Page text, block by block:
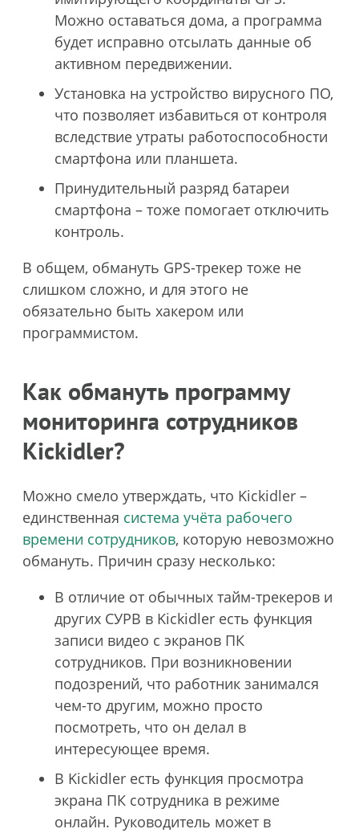
Можно оставаться дома, а программа
будет исправно отсылать данные об
активном передвижении.
Установка на устройство вирусного ПО,
что позволяет избавиться от контроля
вследствие утраты работоспособности
смартфона или планшета.
Принудительный разряд батареи
смартфона – тоже помогает отключить
контроль.
В общем, обмануть GPS-трекер тоже не
слишком сложно, и для этого не
обязательно быть хакером или
программистом.
Как обмануть программу
мониторинга сотрудников
Kickidler?
Можно смело утверждать, что Kickidler –
единственная система учёта рабочего
времени сотрудников, которую невозможно
обмануть. Причин сразу несколько:
В отличие от обычных тайм-трекеров и
других СУРВ в Kickidler есть функция
записи видео с экранов ПК
сотрудников. При возникновении
подозрений, что работник занимался
чем-то другим, можно просто
посмотреть, что он делал в
интересующее время.
В Kickidler есть функция просмотра
экрана ПК сотрудника в режиме
онлайн. Руководитель может в